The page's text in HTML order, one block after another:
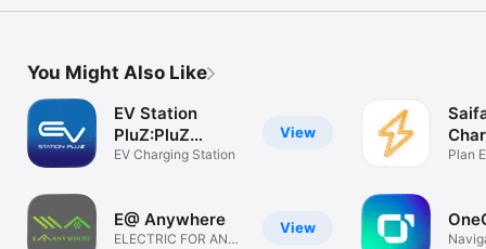
You Might Also Like
View
EV Station
PluZ:PluZ
Happiness
EV Charging Station
View
E@ Anywhere
ELECTRIC FOR ANY
Plan